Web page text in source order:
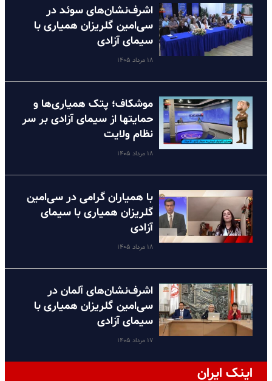
اشرف‌نشان‌های سوئد در
سی‌امین گلریزان همیاری با
سیمای آزادی
۱۸ مرداد ۱۴۰۵
موشکاف؛ پتک همیاری‌ها و
حمایتها از سیمای آزادی بر سر
نظام ولایت
۱۸ مرداد ۱۴۰۵
با همیاران گرامی در سی‌امین
گلریزان همیاری با سیمای
آزادی
۱۸ مرداد ۱۴۰۵
اشرف‌نشان‌های آلمان در
سی‌امین گلریزان همیاری با
سیمای آزادی
۱۷ مرداد ۱۴۰۵
اینک ایران